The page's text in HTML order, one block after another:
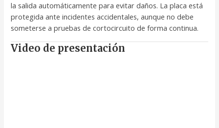
la salida automáticamente para evitar daños. La placa está
protegida ante incidentes accidentales, aunque no debe
someterse a pruebas de cortocircuito de forma continua.
Video de presentación